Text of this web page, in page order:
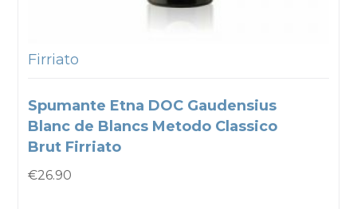
Firriato
Spumante Etna DOC Gaudensius
Blanc de Blancs Metodo Classico
Brut Firriato
€26.90